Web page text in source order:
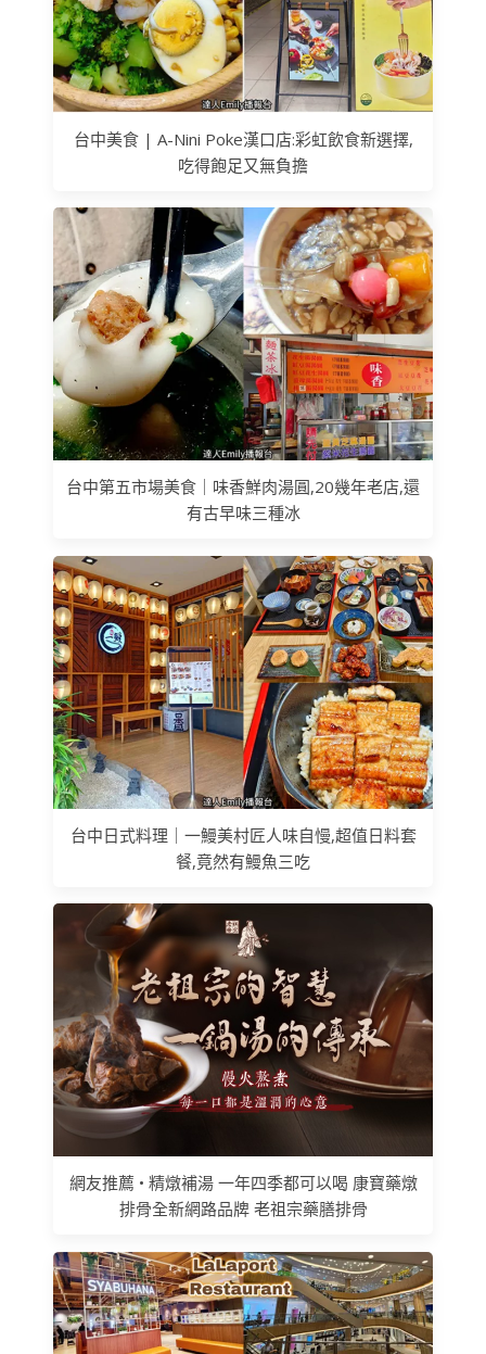
台中美食 | A-Nini Poke漢口店:彩虹飲食新選擇,
吃得飽足又無負擔
台中第五市場美食｜味香鮮肉湯圓,20幾年老店,還
有古早味三種冰
台中日式料理｜一鰻美村匠人味自慢,超值日料套
餐,竟然有鰻魚三吃
網友推薦 • 精燉補湯 一年四季都可以喝 康寶藥燉
排骨全新網路品牌 老祖宗藥膳排骨